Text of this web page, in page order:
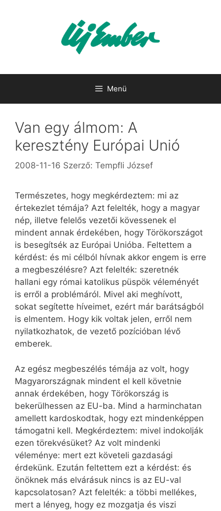
Menü
Van egy álmom: A
keresztény Európai Unió
2008-11-16 Szerző: Tempfli József
Természetes, hogy megkérdeztem: mi az
értekezlet témája? Azt felelték, hogy a magyar
nép, illetve felelős vezetői kövessenek el
mindent annak érdekében, hogy Törökországot
is besegítsék az Európai Unióba. Feltettem a
kérdést: és mi célból hívnak akkor engem is erre
a megbeszélésre? Azt felelték: szeretnék
hallani egy római katolikus püspök véleményét
is erről a problémáról. Mivel aki meghívott,
sokat segítette híveimet, ezért már barátságból
is elmentem. Hogy kik voltak jelen, erről nem
nyilatkozhatok, de vezető pozícióban lévő
emberek.
Az egész megbeszélés témája az volt, hogy
Magyarországnak mindent el kell követnie
annak érdekében, hogy Törökország is
bekerülhessen az EU-ba. Mind a harminchatan
amellett kardoskodtak, hogy ezt mindenképpen
támogatni kell. Megkérdeztem: mivel indokolják
ezen törekvésüket? Az volt mindenki
véleménye: mert ezt követeli gazdasági
érdekünk. Ezután feltettem ezt a kérdést: és
önöknek más elvárásuk nincs is az EU-val
kapcsolatosan? Azt felelték: a többi mellékes,
mert a lényeg, hogy ez mozgatja és viszi